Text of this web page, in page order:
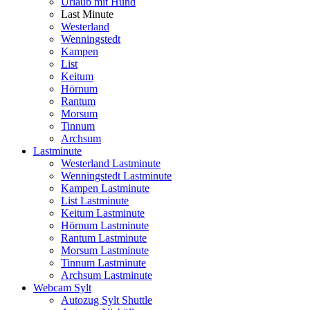
Last Minute
Westerland
Wenningstedt
Kampen
List
Keitum
Hörnum
Rantum
Morsum
Tinnum
Archsum
Lastminute
Westerland Lastminute
Wenningstedt Lastminute
Kampen Lastminute
List Lastminute
Keitum Lastminute
Hörnum Lastminute
Rantum Lastminute
Morsum Lastminute
Tinnum Lastminute
Archsum Lastminute
Webcam Sylt
Autozug Sylt Shuttle